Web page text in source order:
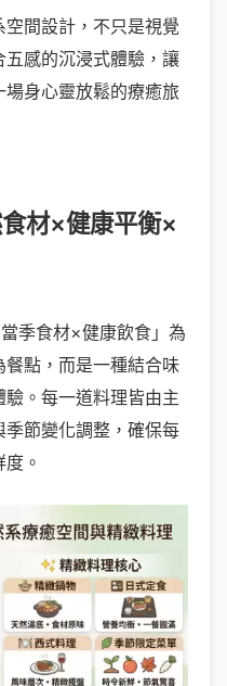
間設計，不只是視覺
五感的沉浸式體驗，讓
身心靈放鬆的療癒旅
材×健康平衡×
季食材×健康飲食」為
點，而是一種結合味
。每一道料理皆由主
節變化調整，確保每
。